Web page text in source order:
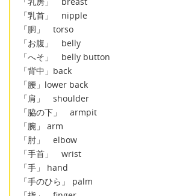
「乳首」 nipple
「胴」 torso
「お腹」 belly
「へそ」 belly button
「背中」back
「腰」lower back
「肩」 shoulder
「脇の下」 armpit
「腕」 arm
「肘」 elbow
「手首」 wrist
「手」 hand
「手のひら」 palm